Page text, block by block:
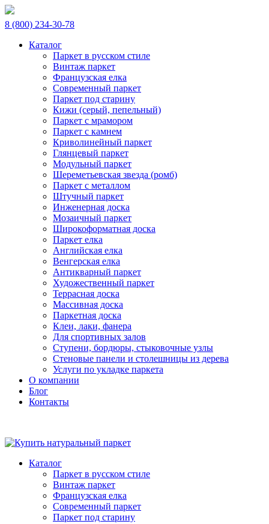
8 (800) 234-30-78
Каталог
Паркет в русском стиле
Винтаж паркет
Французская елка
Современный паркет
Паркет под старину
Кижи (серый, пепельный)
Паркет с мрамором
Паркет с камнем
Криволинейный паркет
Глянцевый паркет
Модульный паркет
Шереметьевская звезда (ромб)
Паркет с металлом
Штучный паркет
Инженерная доска
Мозаичный паркет
Широкоформатная доска
Паркет елка
Английская елка
Венгерская елка
Антикварный паркет
Художественный паркет
Террасная доска
Массивная доска
Паркетная доска
Клеи, лаки, фанера
Для спортивных залов
Ступени, бордюры, стыковочные узлы
Стеновые панели и столешницы из дерева
Услуги по укладке паркета
О компании
Блог
Контакты
Каталог
Паркет в русском стиле
Винтаж паркет
Французская елка
Современный паркет
Паркет под старину